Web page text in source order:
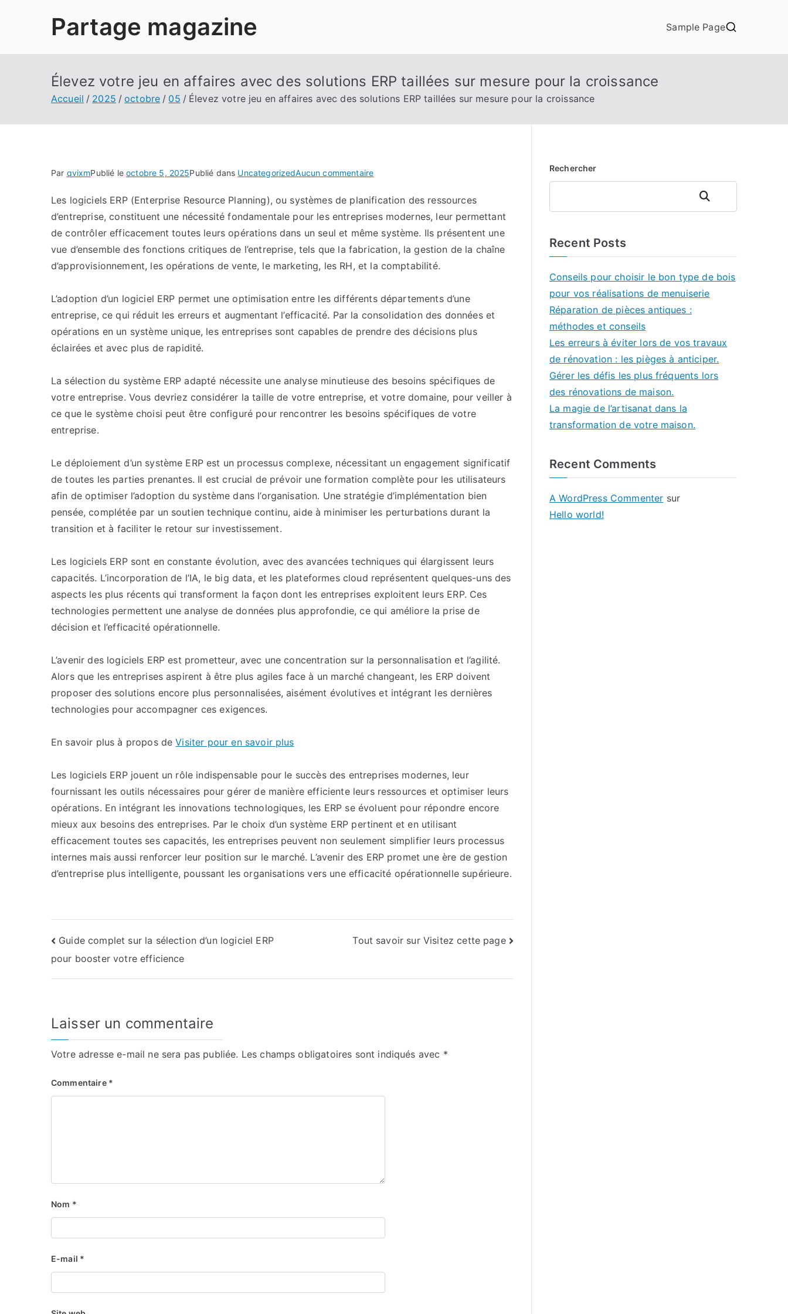
Partage magazine Sample Page
Élevez votre jeu en affaires avec des solutions ERP taillées sur mesure pour la croissance
Accueil 2025 octobre 05 Élevez votre jeu en affaires avec des solutions ERP taillées sur mesure pour la croissance
Par qvixmPublié leoctobre 5, 2025Publié dans UncategorizedAucun commentairesur
votre
jeu
en
affaires
ERP
taillées
sur
la
croissance
Les logiciels ERP (Enterprise Resource Planning), ou systèmes de planification des ressources
d’entreprise, constituent une nécessité fondamentale pour les entreprises modernes, leur permettant
de contrôler efficacement toutes leurs opérations dans un seul et même système. Ils présentent une
vue d’ensemble des fonctions critiques de l’entreprise, tels que la fabrication, la gestion de la chaîne
d’approvisionnement, les opérations de vente, le marketing, les RH, et la comptabilité.
L’adoption d’un logiciel ERP permet une optimisation entre les différents départements d’une
entreprise, ce qui réduit les erreurs et augmentant l’efficacité. Par la consolidation des données et
opérations en un système unique, les entreprises sont capables de prendre des décisions plus
éclairées et avec plus de rapidité.
La sélection du système ERP adapté nécessite une analyse minutieuse des besoins spécifiques de
votre entreprise. Vous devriez considérer la taille de votre entreprise, et votre domaine, pour veiller à
ce que le système choisi peut être configuré pour rencontrer les besoins spécifiques de votre
entreprise.
Le déploiement d’un système ERP est un processus complexe, nécessitant un engagement significatif
de toutes les parties prenantes. Il est crucial de prévoir une formation complète pour les utilisateurs
afin de optimiser l’adoption du système dans l’organisation. Une stratégie d’implémentation bien
pensée, complétée par un soutien technique continu, aide à minimiser les perturbations durant la
transition et à faciliter le retour sur investissement.
Les logiciels ERP sont en constante évolution, avec des avancées techniques qui élargissent leurs
capacités. L’incorporation de l’IA, le big data, et les plateformes cloud représentent quelques-uns des
aspects les plus récents qui transforment la façon dont les entreprises exploitent leurs ERP. Ces
technologies permettent une analyse de données plus approfondie, ce qui améliore la prise de
décision et l’efficacité opérationnelle.
L’avenir des logiciels ERP est prometteur, avec une concentration sur la personnalisation et l’agilité.
Alors que les entreprises aspirent à être plus agiles face à un marché changeant, les ERP doivent
proposer des solutions encore plus personnalisées, aisément évolutives et intégrant les dernières
technologies pour accompagner ces exigences.
En savoir plus à propos deVisiter pour en savoir plus
Les logiciels ERP jouent un rôle indispensable pour le succès des entreprises modernes, leur
fournissant les outils nécessaires pour gérer de manière efficiente leurs ressources et optimiser leurs
opérations. En intégrant les innovations technologiques, les ERP se évoluent pour répondre encore
mieux aux besoins des entreprises. Par le choix d’un système ERP pertinent et en utilisant
efficacement toutes ses capacités, les entreprises peuvent non seulement simplifier leurs processus
internes mais aussi renforcer leur position sur le marché. L’avenir des ERP promet une ère de gestion
d’entreprise plus intelligente, poussant les organisations vers une efficacité opérationnelle supérieure.
Navigation
de
Guide complet sur la sélection d’un logiciel ERP
pour booster votre efficience
Tout savoir sur Visitez cette page
Laisser un commentaire
Votre adresse e-mail ne sera pas publiée. Les champs obligatoires sont indiqués avec *
Commentaire *
Nom *
E-mail *
Rechercher
Rechercher
Recent Posts
Conseils pour choisir le bon type de bois
pour vos réalisations de menuiserie
Réparation de pièces antiques :
méthodes et conseils
Les erreurs à éviter lors de vos travaux
de rénovation : les pièges à anticiper.
Gérer les défis les plus fréquents lors
des rénovations de maison.
La magie de l’artisanat dans la
transformation de votre maison.
Recent Comments
A WordPress Commenter sur
Hello world!